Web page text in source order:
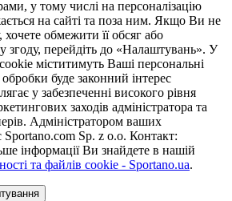
у тому числі на персоналізацію
на сайті та поза ним. Якщо Ви не
хочете обмежити її обсяг або
згоду, перейдіть до «Налаштувань». У
міститимуть Ваші персональні
буде законний інтерес
у забезпеченні високого рівня
заходів адміністратора та
Адміністратором ваших
Sp. z o.o. Контакт:
інформації Ви знайдете в нашій
та файлів cookie - Sportano.ua.